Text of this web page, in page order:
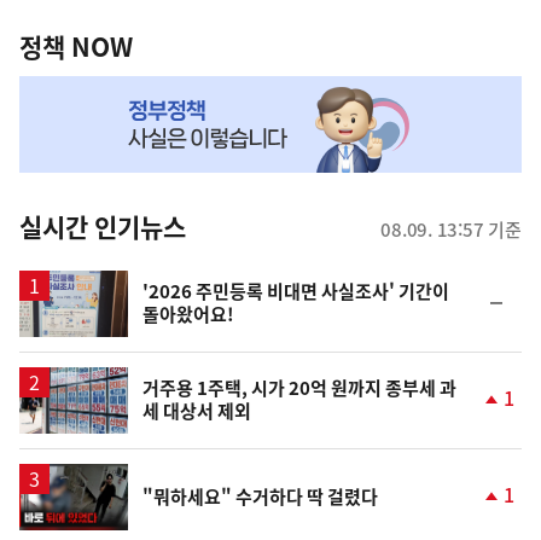
책
NOW,
뉴
스
정책 NOW
실시간 인기뉴스 08.09. 13:57 기준
'2026 주민등록 비대면 사실조사' 기간이
돌아왔어요!
일
거주용 1주택, 시가 20억 원까지 종부세 과
세 대상서 제외
상
1
영
상
"뭐하세요" 수거하다 딱 걸렸다 1